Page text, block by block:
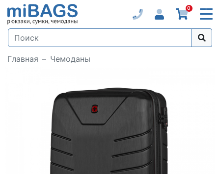
0
Главная Чемоданы